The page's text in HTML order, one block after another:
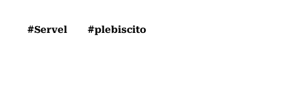
#Servel #plebiscito